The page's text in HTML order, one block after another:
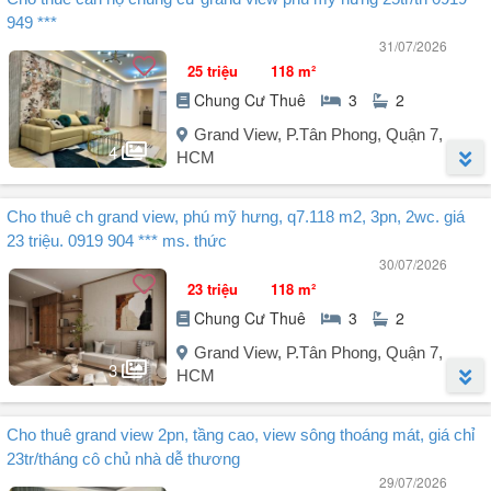
Cần cho thuê căn hộ Grandview, miêu tả:
- Bố trí 3PN 2WC.
- Tầng trung nhìn nội khu.
- Nhà nội thất đầy đủ vô ở luôn.
- Giá thuê 38 triệu/tháng.
LH xem nhà: Em Lãm.
949 ***
31/07/2026
4
25 triệu 118 m²
Chung Cư Thuê 3 2
Grand View, P.Tân Phong, Quận 7,
HCM
Người đăng: Nguyễn Thị Bích Hường
(4 tin đăng)
Cần cho thuê căn hộ Grandview, miêu tả:
- Bố trí 3pn 2wc.
- Tầng trung nhìn nội khu.
- Nhà nội thất đầy đủ vô ở luôn.
- Giá thuê 25tr/tháng.
LH xem nhà: Ms. Hường.
Trân trọng!
Cho thuê ch grand view, phú mỹ hưng, q7.118 m2, 3pn, 2wc. giá
23 triệu. 0919 904 *** ms. thức
30/07/2026
3
23 triệu 118 m²
Chung Cư Thuê 3 2
Grand View, P.Tân Phong, Quận 7,
HCM
Người đăng: Thức Nguyễn
(4 tin đăng)
Cho thuê căn hộ Grand View Phú Mỹ Hưng, Quận 7
Cho thuê grand view 2pn, tầng cao, view sông thoáng mát, giá chỉ
23tr/tháng cô chủ nhà dễ thương
29/07/2026